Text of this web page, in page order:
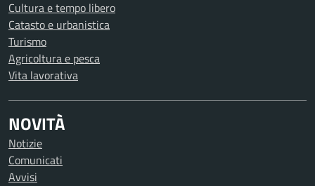
Cultura e tempo libero
Catasto e urbanistica
Turismo
Agricoltura e pesca
Vita lavorativa
NOVITÀ
Notizie
Comunicati
Avvisi